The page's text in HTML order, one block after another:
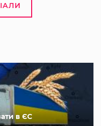
в ЄС